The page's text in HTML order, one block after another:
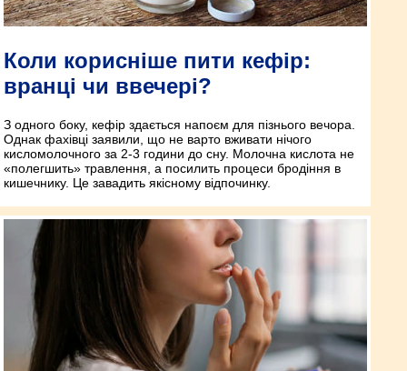
Коли корисніше пити кефір:
вранці чи ввечері?
З одного боку, кефір здається напоєм для пізнього вечора.
Однак фахівці заявили, що не варто вживати нічого
кисломолочного за 2-3 години до сну. Молочна кислота не
«полегшить» травлення, а посилить процеси бродіння в
кишечнику. Це завадить якісному відпочинку.